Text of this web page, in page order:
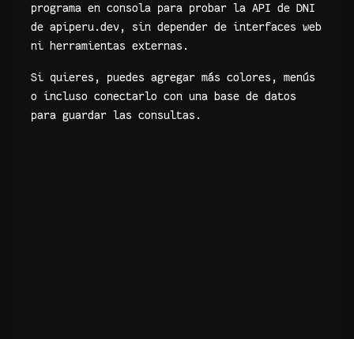
programa en consola para probar la API de DNI
de apiperu.dev, sin depender de interfaces web
ni herramientas externas.
Si quieres, puedes agregar más colores, menús
o incluso conectarlo con una base de datos
para guardar las consultas.